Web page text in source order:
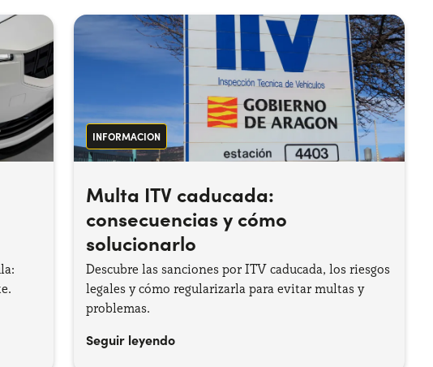
INFORMACION
Multa ITV caducada:
consecuencias y cómo
solucionarlo
Descubre las sanciones por ITV caducada, los riesgos
legales y cómo regularizarla para evitar multas y
problemas.
Seguir leyendo